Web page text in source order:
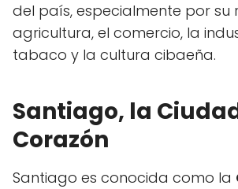
del país, especialmente por su
agricultura, el comercio, la
tabaco y la cultura cibaeña.
Santiago, la
Corazón
Santiago es conocida como la